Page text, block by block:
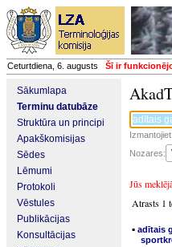
Ceturtdiena, 6. augusts Šī ir
Sākumlapa
Terminu datubāze
Struktūra un principi
Apakškomisijas
Sēdes
Lēmumi
Protokoli
Vēstules
Publikācijas
Konsultācijas
Nozares:
Jūs
Atrasts 1
▪ adītais